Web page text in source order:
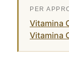
Vitamina
Vitamina